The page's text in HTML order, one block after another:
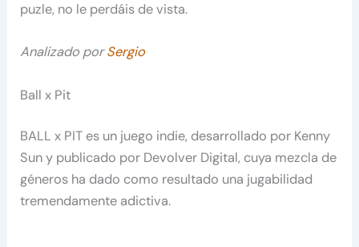
puzle, no le perdáis de vista.
Analizado porSergio
Ball x Pit
BALL x PIT es un juego indie, desarrollado por Kenny
Sun y publicado por Devolver Digital, cuya mezcla de
géneros ha dado como resultado una jugabilidad
tremendamente adictiva.